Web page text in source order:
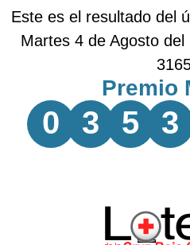
Este es el resultado del
Martes 4 de Agosto
Premio
0 3 5 3